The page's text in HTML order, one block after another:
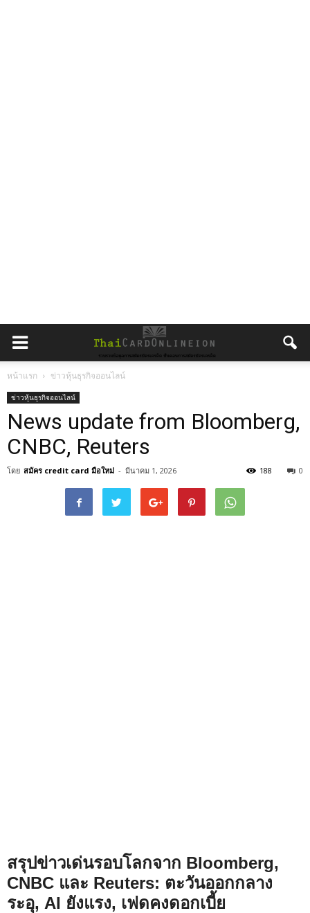
หน้าแรก ข่าวหุ้นธุรกิจออนไลน์
ข่าวหุ้นธุรกิจออนไลน์
News update from Bloomberg,
CNBC, Reuters
โดย สมัคร credit card มือใหม่ - มีนาคม 1, 2026 0
188
สรุปข่าวเด่นรอบโลกจาก Bloomberg,
CNBC และ Reuters: ตะวันออกกลาง
ระอุ, AI ยังแรง, เฟดคงดอกเบี้ย